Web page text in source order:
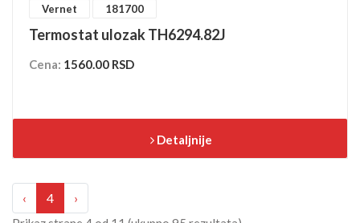
Vernet 181700
Termostat ulozak TH6294.82J
Cena: 1560.00 RSD
Detaljnije
‹ 4 ›